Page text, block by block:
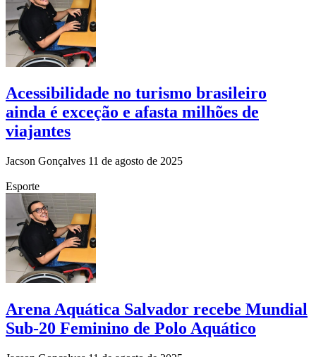
Acessibilidade no turismo brasileiro
ainda é exceção e afasta milhões de
viajantes
Jacson Gonçalves 11 de agosto de 2025
Esporte
Arena Aquática Salvador recebe Mundial
Sub-20 Feminino de Polo Aquático